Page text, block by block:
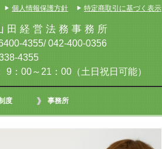
経 営 法 務 事 務 所
4355/ 042-400-0356
4355
00～21：00（土日祝日可能）
度 事務所
個人情報保護方針 特定商取引に基づく表示